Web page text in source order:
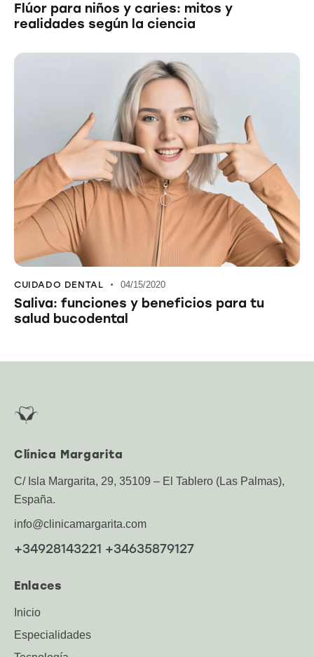
Flúor para niños y caries: mitos y
realidades según la ciencia
CUIDADO DENTAL 04/15/2020
Saliva: funciones y beneficios para tu
salud bucodental
Clínica Margarita
C/ Isla Margarita, 29, 35109 – El Tablero (Las Palmas),
España.
info@clinicamargarita.com
+34928143221 +34635879127
Enlaces
Inicio
Especialidades